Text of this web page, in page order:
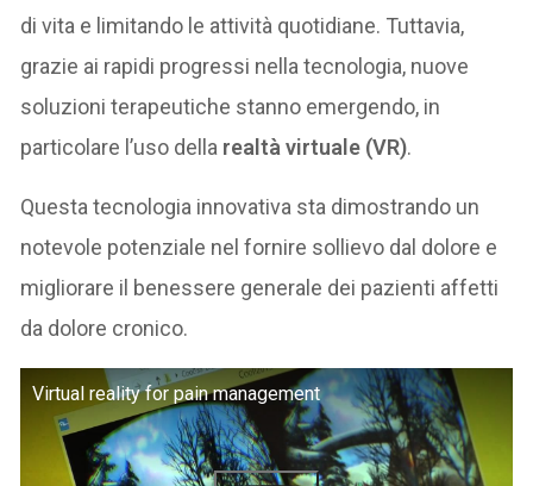
di vita e limitando le attività quotidiane. Tuttavia,
grazie ai rapidi progressi nella tecnologia, nuove
soluzioni terapeutiche stanno emergendo, in
particolare l’uso della realtà virtuale (VR).
Questa tecnologia innovativa sta dimostrando un
notevole potenziale nel fornire sollievo dal dolore e
migliorare il benessere generale dei pazienti affetti
da dolore cronico.
Virtual reality for pain management